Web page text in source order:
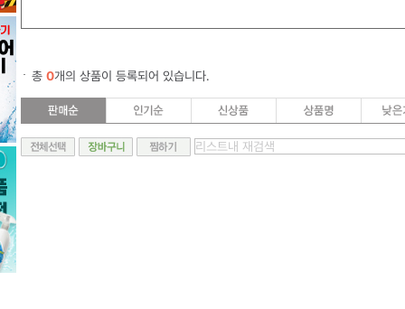
총 0개의 상품이 등록되어 있습니다.